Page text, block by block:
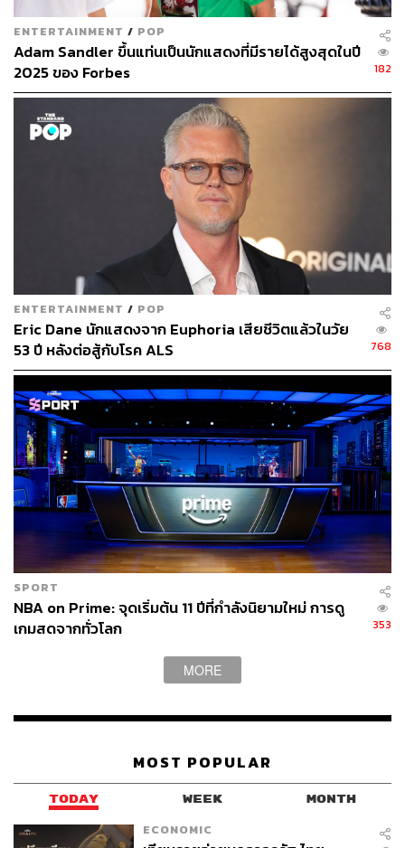
อันนา ที่ที่เธอถูกเจ้านายก่นด่าว่าโง่แล้วยังขี้เกียจ คนแบบเธอ
ยัง ‘พยายาม’ ไม่มากพอที่จะพาตัวเองหลุดพ้นจากชีวิตแบบนี้
ขณะที่บ้านของพวกเขาเองร่ำรวยจากการย้อมแมวขายของ
อีอันนาจึงถูกขโมยมาเป็นตัวตนใหม่ให้ยูมีใช้ขยับสถานะทาง
สังคมได้อย่างง่ายดาย ยูมีคนเดิมถูกลบทิ้งไปแม้แต่กับรุ่นพี่คน
สนิท ผู้คนพร้อมจะยกย่องเธอเพียงแค่เห็นแบรนด์เครื่องแต่ง
กาย ชื่อสถาบันการศึกษา ทุกอย่างเป็นใจให้เธอปีนป่ายต่อไป
ได้สูงขึ้นเรื่อยๆ โดยมีความกลัวอยู่เต็มอกว่าจะต้องร่วงลงมา
ENTERTAINMENT / POP
Adam Sandler ขึ้นแท่นเป็นนักแสดงที่มีรายได้สูงสุดในปี
2025 ของ Forbes
182
ENTERTAINMENT / POP
Eric Dane นักแสดงจาก Euphoria เสียชีวิตแล้วในวัย
53 ปี หลังต่อสู้กับโรค ALS
768
SPORT
NBA on Prime: จุดเริ่มต้น 11 ปีที่กำลังนิยามใหม่ การดู
เกมสดจากทั่วโลก
353
MORE
MOST POPULAR
TODAY WEEK MONTH
ECONOMIC